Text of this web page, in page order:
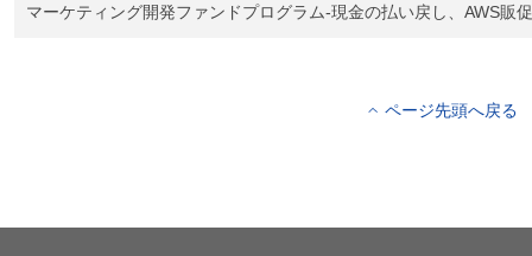
マーケティング開発ファンドプログラム-現金の払い戻し、AWS販
ページ先頭へ戻る